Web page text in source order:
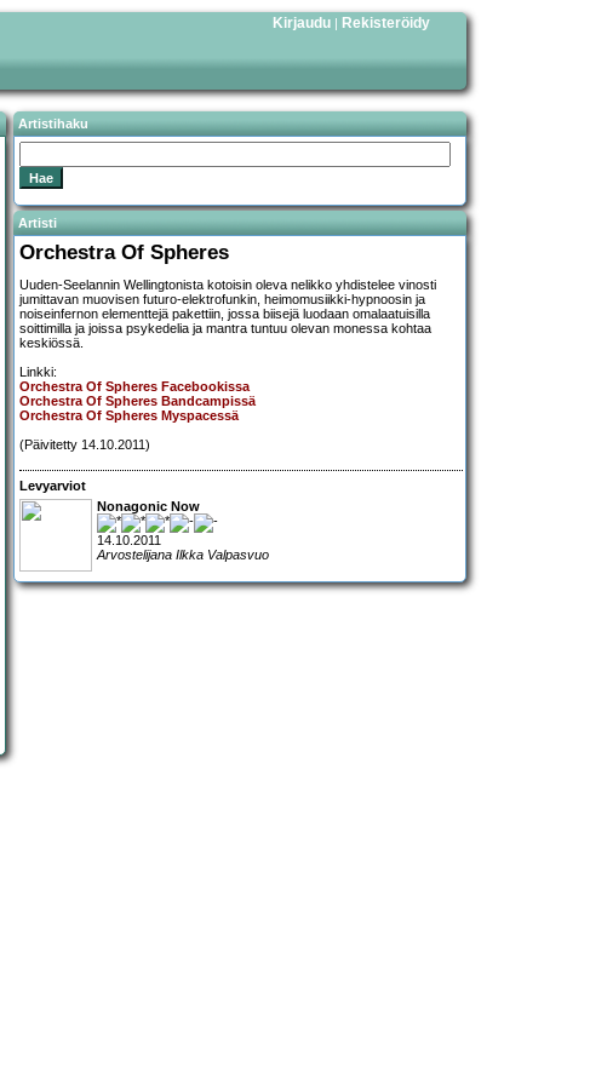
Kirjaudu | Rekisteröidy
Artistihaku
Artisti
Orchestra Of Spheres
Uuden-Seelannin Wellingtonista kotoisin oleva nelikko yhdistelee vinosti
jumittavan muovisen futuro-elektrofunkin, heimomusiikki-hypnoosin ja
noiseinfernon elementtejä pakettiin, jossa biisejä luodaan omalaatuisilla
soittimilla ja joissa psykedelia ja mantra tuntuu olevan monessa kohtaa
keskiössä.
Linkki:
Orchestra Of Spheres Facebookissa
Orchestra Of Spheres Bandcampissä
Orchestra Of Spheres Myspacessä
(Päivitetty 14.10.2011)
Levyarviot
Nonagonic Now
14.10.2011
Arvostelijana Ilkka Valpasvuo